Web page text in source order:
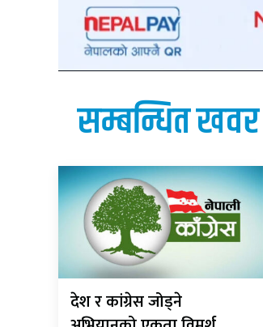
सम्बन्धित खवर
देश र कांग्रेस जोड्ने